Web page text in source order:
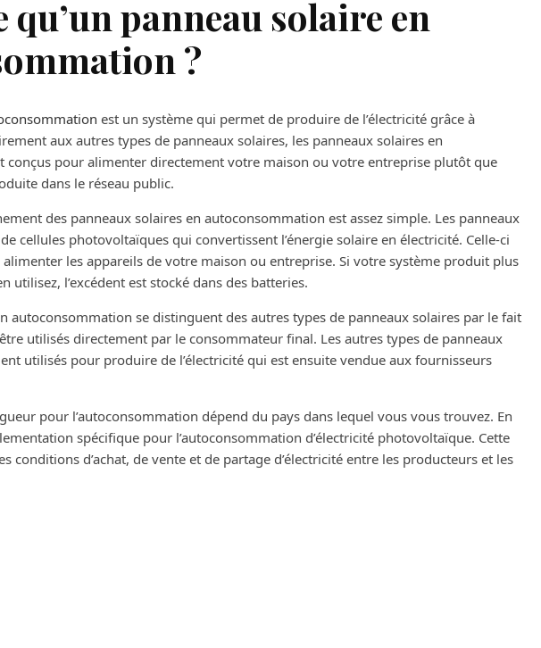
qu’un panneau solaire en
?
est un système qui permet de produire de l’électricité grâce à
aux autres types de panneaux solaires, les panneaux solaires en
conçus pour alimenter directement votre maison ou votre entreprise plutôt que
dans le réseau public.
des panneaux solaires en autoconsommation est assez simple. Les panneaux
cellules photovoltaïques qui convertissent l’énergie solaire en électricité. Celle-ci
les appareils de votre maison ou entreprise. Si votre système produit plus
utilisez, l’excédent est stocké dans des batteries.
autoconsommation se distinguent des autres types de panneaux solaires par le fait
utilisés directement par le consommateur final. Les autres types de panneaux
utilisés pour produire de l’électricité qui est ensuite vendue aux fournisseurs
pour l’autoconsommation dépend du pays dans lequel vous vous trouvez. En
spécifique pour l’autoconsommation d’électricité photovoltaïque. Cette
conditions d’achat, de vente et de partage d’électricité entre les producteurs et les